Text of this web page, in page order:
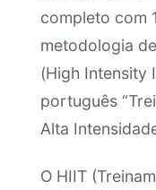
completo com
metodologia
(High Intensity
português
Alta
O HIIT